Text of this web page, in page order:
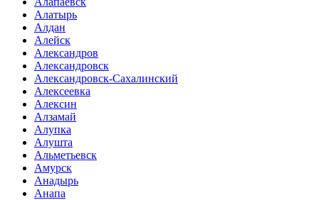
Алатырь
Алдан
Алейск
Александров
Александровск
Александровск-Сахалинский
Алексеевка
Алексин
Алзамай
Алупка
Алушта
Альметьевск
Амурск
Анадырь
Анапа